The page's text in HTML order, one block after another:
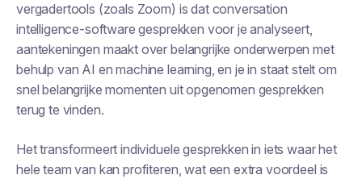
vergadertools (zoals Zoom) is dat conversation
intelligence-software gesprekken voor je analyseert,
aantekeningen maakt over belangrijke onderwerpen met
behulp van AI en machine learning, en je in staat stelt om
snel belangrijke momenten uit opgenomen gesprekken
terug te vinden.
Het transformeert individuele gesprekken in iets waar het
hele team van kan profiteren, wat een extra voordeel is